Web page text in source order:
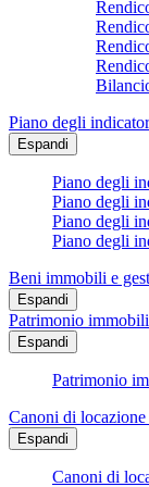
Piano degli
Espandi
Piano degli
Piano degli
Piano degli
Piano degli
Beni immobili e
Espandi
Patrimonio
Espandi
Patrimonio
Canoni di
Espandi
Canoni di